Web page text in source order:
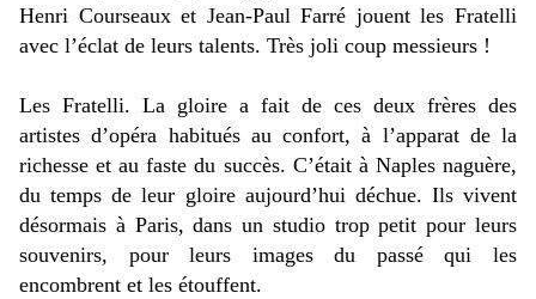
Henri Courseaux et Jean-Paul Farré jouent les Fratelli
avec l’éclat de leurs talents. Très joli coup messieurs !
Les Fratelli. La gloire a fait de ces deux frères des
artistes d’opéra habitués au confort, à l’apparat de la
richesse et au faste du succès. C’était à Naples naguère,
du temps de leur gloire aujourd’hui déchue. Ils vivent
désormais à Paris, dans un studio trop petit pour leurs
souvenirs, pour leurs images du passé qui les
encombrent et les étouffent.